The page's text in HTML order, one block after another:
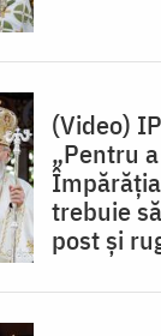
(Video)
„Pentru
trebuie
post și